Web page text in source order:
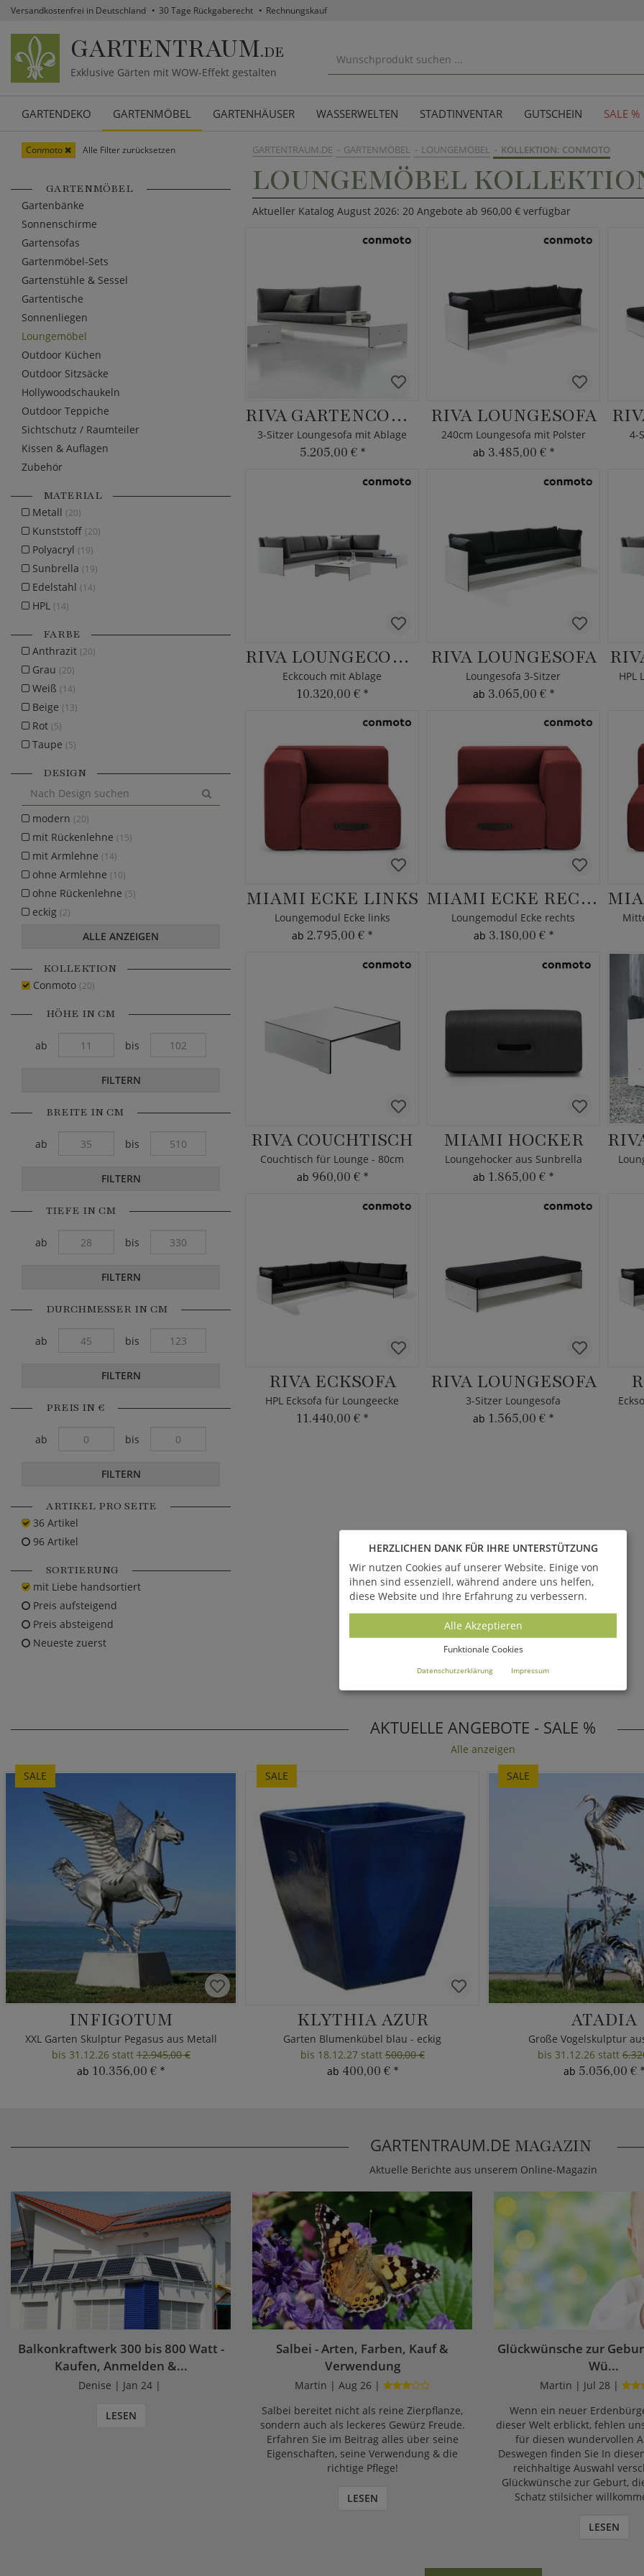
Versandkostenfrei in Deutschland 30 Tage Rückgaberecht Rechnungskauf
GARTENTRAUM.DE
Exklusive Gärten mit WOW-Effekt gestalten
GARTENDEKO GARTENMÖBEL GARTENHÄUSER WASSERWELTEN STADTINVENTAR GUTSCHEIN SALE %
GARTENTRAUM.DE GARTENMÖBEL LOUNGEMÖBEL KOLLEKTION: CONMOTO
LOUNGEMÖBEL
Aktueller Katalog August 2026: 20 Angebote ab 960,00 € verfügbar
RIVA GARTENCOUCH
3-Sitzer Loungesofa mit Ablage
5.205,00 € *
RIVA LOUNGESOFA
240cm Loungesofa mit Polster
ab 3.485,00 € *
4-
RIVA LOUNGECOUCH
Eckcouch mit Ablage
10.320,00 € *
RIVA LOUNGESOFA
Loungesofa 3-Sitzer
ab 3.065,00 € *
HPL
MIAMI ECKE LINKS
Loungemodul Ecke links
ab 2.795,00 € *
MIAMI ECKE RECHTS
Loungemodul Ecke rechts
ab 3.180,00 € *
RIVA COUCHTISCH
Couchtisch für Lounge - 80cm
ab 960,00 € *
MIAMI HOCKER
Loungehocker aus Sunbrella
ab 1.865,00 € *
RIVA ECKSOFA
HPL Ecksofa für Loungeecke
11.440,00 € *
RIVA LOUNGESOFA
3-Sitzer Loungesofa
ab 1.565,00 € *
Conmoto Alle Filter zurücksetzen
GARTENMÖBEL
Gartenbänke
Sonnenschirme
Gartensofas
Gartenmöbel-Sets
Gartenstühle & Sessel
Gartentische
Sonnenliegen
Loungemöbel
Outdoor Küchen
Outdoor Sitzsäcke
Hollywoodschaukeln
Outdoor Teppiche
Sichtschutz / Raumteiler
Kissen & Auflagen
Zubehör
MATERIAL
Metall (20)
Kunststoff (20)
Polyacryl (19)
Sunbrella (19)
Edelstahl (14)
HPL (14)
FARBE
Anthrazit (20)
Grau (20)
Weiß (14)
Beige (13)
Rot (5)
Taupe (5)
DESIGN
modern (20)
mit Rückenlehne (15)
mit Armlehne (14)
ohne Armlehne (10)
ohne Rückenlehne (5)
eckig (2)
ALLE ANZEIGEN
KOLLEKTION
Conmoto (20)
HÖHE IN CM
ab bis
FILTERN
BREITE IN CM
ab bis
FILTERN
TIEFE IN CM
ab bis
FILTERN
DURCHMESSER IN CM
ab bis
FILTERN
PREIS IN €
ab bis
FILTERN
ARTIKEL PRO SEITE
36 Artikel
96 Artikel
SORTIERUNG
mit Liebe handsortiert
Preis aufsteigend
Preis absteigend
Neueste zuerst
AKTUELLE ANGEBOTE - SALE %
Alle anzeigen
SALE
INFIGOTUM
XXL Garten Skulptur Pegasus aus Metall
bis 31.12.26 statt12.945,00 €
ab 10.356,00 € *
SALE
KLYTHIA AZUR
Garten Blumenkübel blau - eckig
bis 18.12.27 statt500,00 €
ab 400,00 € *
SALE
ATADIA
Große Vogelskulptur
bis 31.12.26 statt
ab 5.056,00 € *
GARTENTRAUM.DE MAGAZIN
Aktuelle Berichte aus unserem Online-Magazin
Balkonkraftwerk 300 bis 800 Watt -
Kaufen, Anmelden &...
Denise | Jan 24 |
LESEN
Salbei - Arten, Farben, Kauf &
Verwendung
Martin | Aug 26 |
Salbei bereitet nicht als reine Zierpflanze,
sondern auch als leckeres Gewürz Freude.
Erfahren Sie im Beitrag alles über seine
Eigenschaften, seine Verwendung & die
richtige Pflege!
LESEN
Glückwünsche zur
Wü...
Martin | Jul 28 |
Wenn ein neuer
dieser Welt erblickt, fehlen
für diesen wundervollen
Deswegen finden Sie In
reichhaltige Auswahl
Glückwünsche zur Geburt,
Schatz stilsicher
LESEN
HERZLICHEN DANK FÜR IHRE UNTERSTÜTZUNG
Wir nutzen Cookies auf unserer Website. Einige von
ihnen sind essenziell, während andere uns helfen,
diese Website und Ihre Erfahrung zu verbessern.
Alle Akzeptieren
Funktionale Cookies
Datenschutzerklärung Impressum